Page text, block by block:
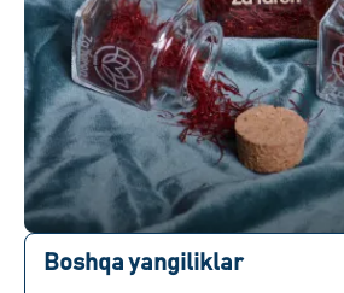
Boshqa yangiliklar